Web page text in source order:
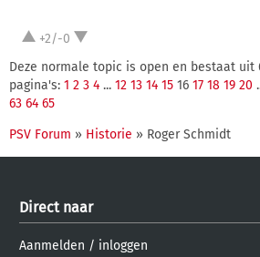
+2/-0
Deze normale topic is open en bestaat uit
pagina's: 1 2 3 4 ... 12 13 14 15 16 17 18 19 20
63 64 65
PSV Forum » Historie » Roger Schmidt
Direct naar
Aanmelden / inloggen